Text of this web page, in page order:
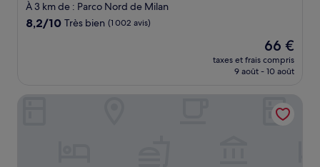
4.0 étoiles
À 3 km de : Parco Nord de Milan
8.2
8,2/10 Très bien (1 002 avis)
Le
nouveau
prix
de
66 €
66 €
taxes et frais compris
9 août - 10 août